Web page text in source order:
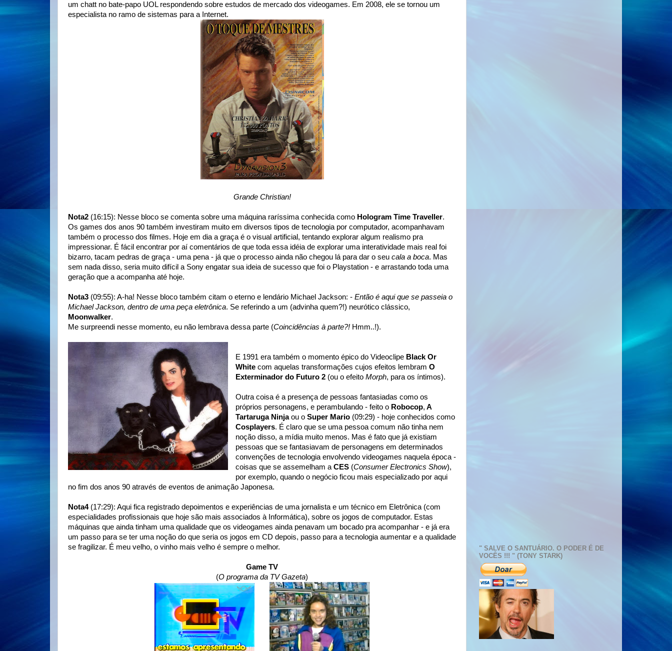
um chatt no bate-papo UOL respondendo sobre estudos de mercado dos videogames. Em 2008, ele se tornou um
especialista no ramo de sistemas para a Internet.
Grande Christian!
Nota2 (16:15): Nesse bloco se comenta sobre uma máquina raríssima conhecida como Hologram Time Traveller.
Os games dos anos 90 também investiram muito em diversos tipos de tecnologia por computador, acompanhavam
também o processo dos filmes. Hoje em dia a graça é o visual artificial, tentando explorar algum realismo pra
impressionar. É fácil encontrar por aí comentários de que toda essa idéia de explorar uma interatividade mais real foi
bizarro, tacam pedras de graça - uma pena - já que o processo ainda não chegou lá para dar o seu cala a boca. Mas
sem nada disso, seria muito difícil a Sony engatar sua ideia de sucesso que foi o Playstation - e arrastando toda uma
geração que a acompanha até hoje.
Nota3 (09:55): A-ha! Nesse bloco também citam o eterno e lendário Michael Jackson: - Então é aqui que se passeia o
Michael Jackson, dentro de uma peça eletrônica. Se referindo a um (advinha quem?!) neurótico clássico,
Moonwalker.
Me surpreendi nesse momento, eu não lembrava dessa parte (Coincidências à parte?! Hmm..!).
E 1991 era também o momento épico do Videoclipe Black Or
Whitecom aquelas transformações cujos efeitos lembram O
Exterminador do Futuro 2(ou o efeito Morph, para os íntimos).
Outra coisa é a presença de pessoas fantasiadas como os
próprios personagens, e perambulando - feito o Robocop, A
Tartaruga Ninjaou o Super Mario (09:29) - hoje conhecidos como
Cosplayers. É claro que se uma pessoa comum não tinha nem
noção disso, a mídia muito menos. Mas é fato que já existiam
pessoas que se fantasiavam de personagens em determinados
convenções de tecnologia envolvendo videogames naquela época -
coisas que se assemelham aCES(Consumer Electronics Show),
por exemplo, quando o negócio ficou mais especializado por aqui
no fim dos anos 90 através de eventos de animação Japonesa.
Nota4 (17:29): Aqui fica registrado depoimentos e experiências de uma jornalista e um técnico em Eletrônica (com
especialidades profissionais que hoje são mais associados à Informática), sobre os jogos de computador. Estas
máquinas que ainda tinham uma qualidade que os videogames ainda penavam um bocado pra acompanhar - e já era
um passo para se ter uma noção do que seria os jogos em CD depois, passo para a tecnologia aumentar e a qualidade
se fragilizar. É meu velho, o vinho mais velho é sempre o melhor.
Game TV
(O programa da TV Gazeta)
" SALVE O SANTUÁRIO. O PODER É DE
VOCÊS !!! " (TONY STARK)